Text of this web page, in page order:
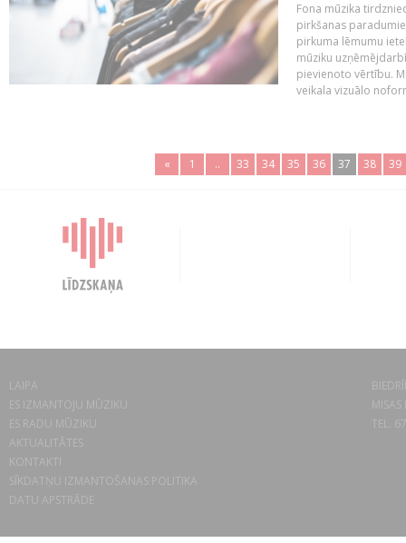
Fona mūzika
pirkšanas
pirkuma lēmumu
mūziku
pievienoto vērtību.
veikala vizuālo
« 1 .. 33 34 35 36 37 38 39
LAIPA
ES IZMANTOJU MŪZIKU
ES RADU MŪZIKU
AKTUALITĀTES
KONTAKTI
SĪKDATŅU IZMANTOŠANAS POLITIKA
DATU APSTRĀDE
TEL.